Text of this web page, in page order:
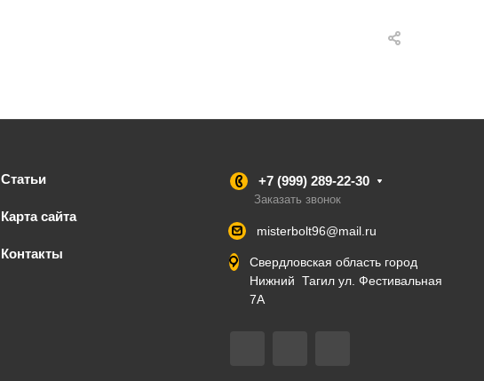
Статьи
Карта сайта
Контакты
+7 (999) 289-22-30
Заказать звонок
misterbolt96@mail.ru
Свердловская область город
Нижний Тагил ул. Фестивальная
7А